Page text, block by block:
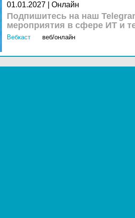
01.01.2027 | Онлайн
Подпишитесь на наш
мероприятия в сфере ИТ и
Вебкаст веб/онлайн